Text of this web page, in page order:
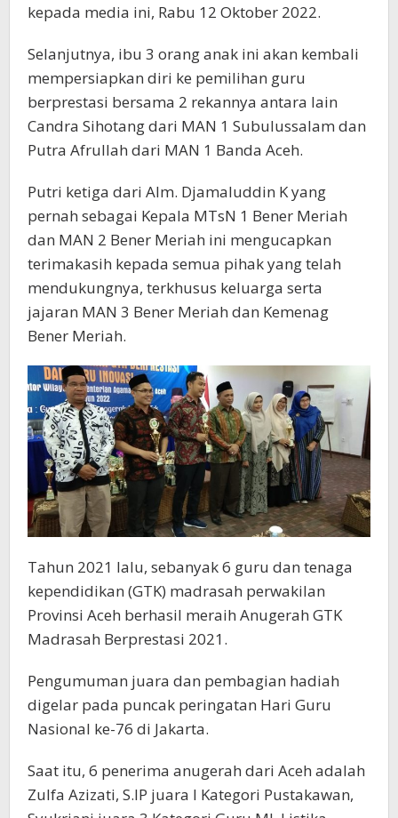
kepada media ini, Rabu 12 Oktober 2022.
Selanjutnya, ibu 3 orang anak ini akan kembali
mempersiapkan diri ke pemilihan guru
berprestasi bersama 2 rekannya antara lain
Candra Sihotang dari MAN 1 Subulussalam dan
Putra Afrullah dari MAN 1 Banda Aceh.
Putri ketiga dari Alm. Djamaluddin K yang
pernah sebagai Kepala MTsN 1 Bener Meriah
dan MAN 2 Bener Meriah ini mengucapkan
terimakasih kepada semua pihak yang telah
mendukungnya, terkhusus keluarga serta
jajaran MAN 3 Bener Meriah dan Kemenag
Bener Meriah.
Tahun 2021 lalu, sebanyak 6 guru dan tenaga
kependidikan (GTK) madrasah perwakilan
Provinsi Aceh berhasil meraih Anugerah GTK
Madrasah Berprestasi 2021.
Pengumuman juara dan pembagian hadiah
digelar pada puncak peringatan Hari Guru
Nasional ke-76 di Jakarta.
Saat itu, 6 penerima anugerah dari Aceh adalah
Zulfa Azizati, S.IP juara I Kategori Pustakawan,